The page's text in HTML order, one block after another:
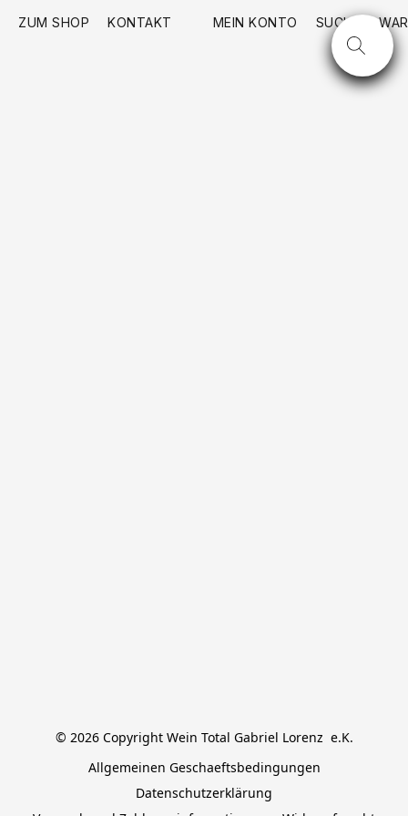
ZUM SHOP KONTAKT MEIN KONTO SUCHE
© 2026 Copyright Wein Total Gabriel Lorenz  e.K.
Allgemeinen Geschaeftsbedingungen
Datenschutzerklärung